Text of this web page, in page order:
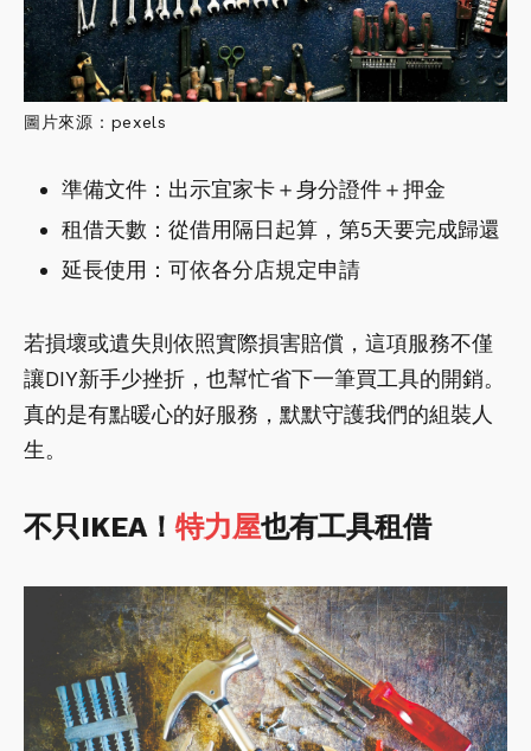
圖片來源：pexels
準備文件：出示宜家卡＋身分證件＋押金
租借天數：從借用隔日起算，第5天要完成歸還
延長使用：可依各分店規定申請
若損壞或遺失則依照實際損害賠償，這項服務不僅
讓DIY新手少挫折，也幫忙省下一筆買工具的開銷。
真的是有點暖心的好服務，默默守護我們的組裝人
生。
不只IKEA！特力屋也有工具租借